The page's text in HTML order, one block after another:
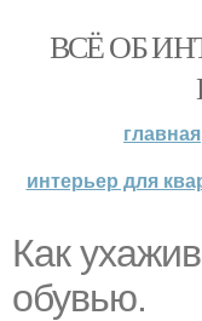
ВСЁ ОБ
главная
интерьер для
Как
обувью.